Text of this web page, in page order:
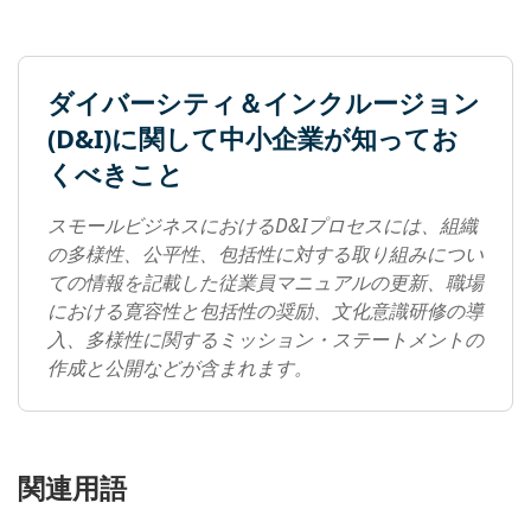
ダイバーシティ＆インクルージョン
(D&I)に関して中小企業が知ってお
くべきこと
スモールビジネスにおけるD&Iプロセスには、組織
の多様性、公平性、包括性に対する取り組みについ
ての情報を記載した従業員マニュアルの更新、職場
における寛容性と包括性の奨励、文化意識研修の導
入、多様性に関するミッション・ステートメントの
作成と公開などが含まれます。
関連用語